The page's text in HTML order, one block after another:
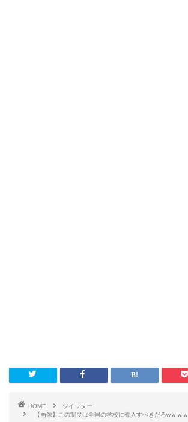
HOME
ツイッター
【画像】この制度は全国の学校に導入すべきだろwｗｗｗ